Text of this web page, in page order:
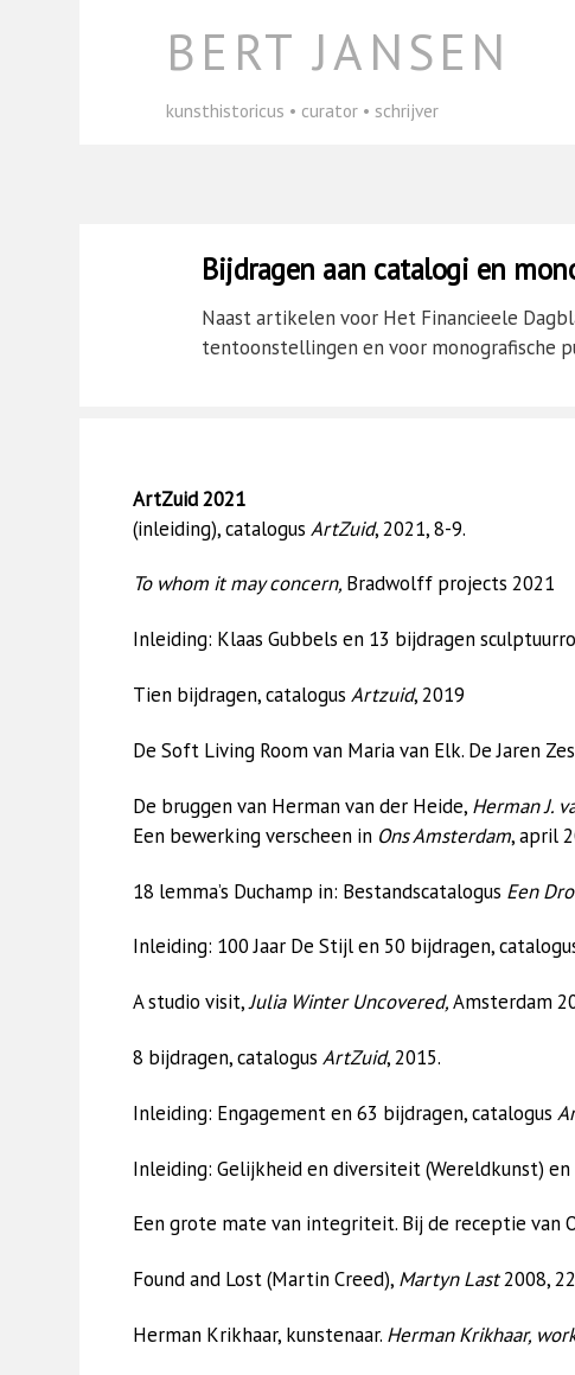
BERT JANSEN
kunsthistoricus • curator • schrijver
Bijdragen aan catalogi en
Naast artikelen voor Het Financieele
tentoonstellingen en voor monografische
ArtZuid 2021
(inleiding), catalogus ArtZuid, 2021, 8-9.
To whom it may concern, Bradwolff projects 2021
Inleiding: Klaas Gubbels en 13 bijdragen
Tien bijdragen, catalogus Artzuid, 2019
De Soft Living Room van Maria van Elk. De Jaren
De bruggen van Herman van der Heide, Herman J.
Een bewerking verscheen in Ons Amsterdam, april
18 lemma’s Duchamp in: Bestandscatalogus Een
Inleiding: 100 Jaar De Stijl en 50 bijdragen,
A studio visit,Julia Winter Uncovered,Amsterdam
8 bijdragen, catalogus ArtZuid, 2015.
Inleiding: Engagement en 63 bijdragen, catalogus
Inleiding: Gelijkheid en diversiteit (Wereldkunst) en
Een grote mate van integriteit. Bij de receptie van
Found and Lost (Martin Creed), Martyn Last2008,
Herman Krikhaar, kunstenaar. Herman Krikhaar,